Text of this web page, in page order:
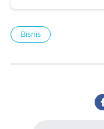
Bisnis